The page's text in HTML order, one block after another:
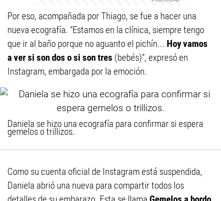
Por eso, acompañada por Thiago, se fue a hacer una
nueva ecografía. “Estamos en la clínica, siempre tengo
que ir al baño porque no aguanto el pichín... Hoy vamos
a ver si son dos o si son tres (bebés)”, expresó en
Instagram, embargada por la emoción.
Daniela se hizo una ecografía para confirmar si espera
gemelos o trillizos.
Como su cuenta oficial de Instagram está suspendida,
Daniela abrió una nueva para compartir todos los